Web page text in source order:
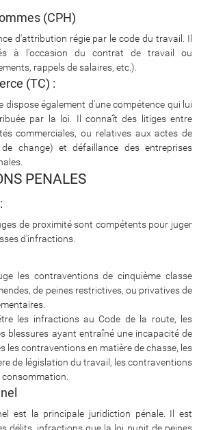
(CPH)
d'attribution régie par le code du travail. Il
à l'occasion du contrat de travail ou
rappels de salaires, etc.).
(TC) :
dispose également d'une compétence qui lui
par la loi. Il connaît des litiges entre
commerciales, ou relatives aux actes de
change) et défaillance des entreprises
PENALES
de proximité sont compétents pour juger
d'infractions.
les contraventions de cinquième classe
de peines restrictives, ou privatives de
les infractions au Code de la route, les
blessures ayant entraîné une incapacité de
les contraventions en matière de chasse, les
de législation du travail, les contraventions
est la principale juridiction pénale. Il est